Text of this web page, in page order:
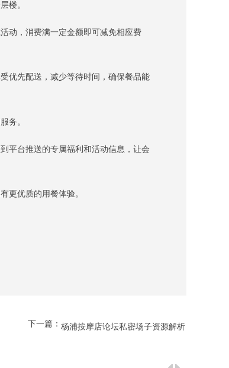
楼。
动，消费满一定金额即可减免相应费
优先配送，减少等待时间，确保餐品能
务。
平台推送的专属福利和活动信息，让会
更优质的用餐体验。
下一篇： 杨浦按摩店论坛私密场子资源解析